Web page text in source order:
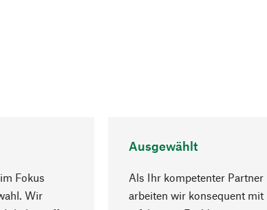
Fokus
Wir
Ausgewählt
Als Ihr kompetenter Partner
arbeiten wir konsequent mit